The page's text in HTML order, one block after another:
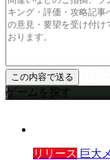
ゲームを探す
リリース 巨大